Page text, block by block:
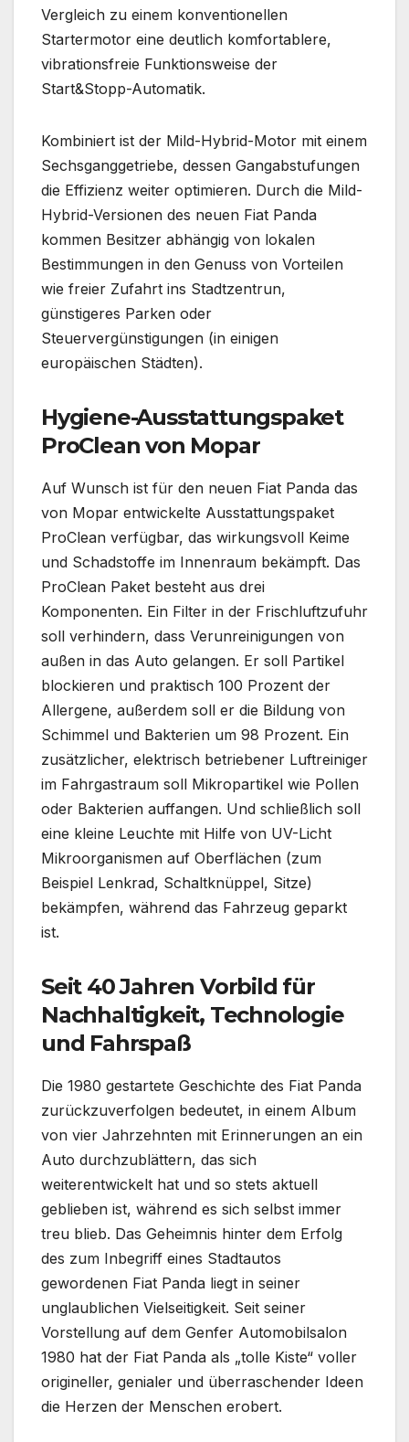
Vergleich zu einem konventionellen
Startermotor eine deutlich komfortablere,
vibrationsfreie Funktionsweise der
Start&Stopp-Automatik.
Kombiniert ist der Mild-Hybrid-Motor mit einem
Sechsganggetriebe, dessen Gangabstufungen
die Effizienz weiter optimieren. Durch die Mild-
Hybrid-Versionen des neuen Fiat Panda
kommen Besitzer abhängig von lokalen
Bestimmungen in den Genuss von Vorteilen
wie freier Zufahrt ins Stadtzentrun,
günstigeres Parken oder
Steuervergünstigungen (in einigen
europäischen Städten).
Hygiene-Ausstattungspaket
ProClean von Mopar
Auf Wunsch ist für den neuen Fiat Panda das
von Mopar entwickelte Ausstattungspaket
ProClean verfügbar, das wirkungsvoll Keime
und Schadstoffe im Innenraum bekämpft. Das
ProClean Paket besteht aus drei
Komponenten. Ein Filter in der Frischluftzufuhr
soll verhindern, dass Verunreinigungen von
außen in das Auto gelangen. Er soll Partikel
blockieren und praktisch 100 Prozent der
Allergene, außerdem soll er die Bildung von
Schimmel und Bakterien um 98 Prozent. Ein
zusätzlicher, elektrisch betriebener Luftreiniger
im Fahrgastraum soll Mikropartikel wie Pollen
oder Bakterien auffangen. Und schließlich soll
eine kleine Leuchte mit Hilfe von UV-Licht
Mikroorganismen auf Oberflächen (zum
Beispiel Lenkrad, Schaltknüppel, Sitze)
bekämpfen, während das Fahrzeug geparkt
ist.
Seit 40 Jahren Vorbild für
Nachhaltigkeit, Technologie
und Fahrspaß
Die 1980 gestartete Geschichte des Fiat Panda
zurückzuverfolgen bedeutet, in einem Album
von vier Jahrzehnten mit Erinnerungen an ein
Auto durchzublättern, das sich
weiterentwickelt hat und so stets aktuell
geblieben ist, während es sich selbst immer
treu blieb. Das Geheimnis hinter dem Erfolg
des zum Inbegriff eines Stadtautos
gewordenen Fiat Panda liegt in seiner
unglaublichen Vielseitigkeit. Seit seiner
Vorstellung auf dem Genfer Automobilsalon
1980 hat der Fiat Panda als „tolle Kiste“ voller
origineller, genialer und überraschender Ideen
die Herzen der Menschen erobert.